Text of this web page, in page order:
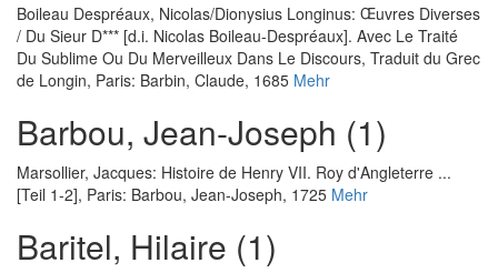
Boileau Despréaux, Nicolas/Dionysius Longinus: Œuvres Diverses
/ Du Sieur D*** [d.i. Nicolas Boileau-Despréaux]. Avec Le Traité
Du Sublime Ou Du Merveilleux Dans Le Discours, Traduit du Grec
de Longin, Paris: Barbin, Claude, 1685 Mehr
Barbou, Jean-Joseph (1)
Marsollier, Jacques: Histoire de Henry VII. Roy d'Angleterre ...
[Teil 1-2], Paris: Barbou, Jean-Joseph, 1725 Mehr
Baritel, Hilaire (1)